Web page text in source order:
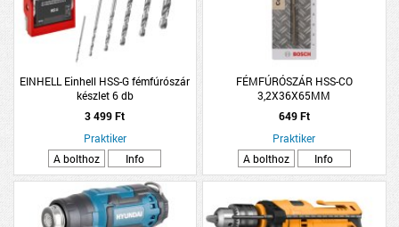
EINHELL Einhell HSS-G fémfúrószár
készlet 6 db
3 499 Ft
Praktiker
A bolthoz
Info
FÉMFÚRÓSZÁR HSS-CO
3,2X36X65MM
649 Ft
Praktiker
A bolthoz
Info